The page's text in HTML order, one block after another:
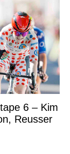
6 – Kim
Reusser